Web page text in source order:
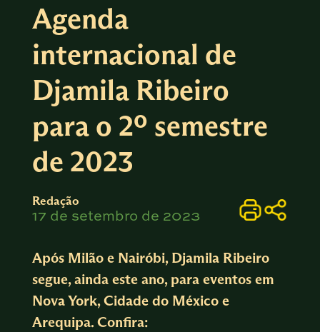
Agenda
internacional de
Djamila Ribeiro
para o 2º semestre
de 2023
Redação
17 de setembro de 2023
Após Milão e Nairóbi, Djamila Ribeiro
segue, ainda este ano, para eventos em
Nova York, Cidade do México e
Arequipa. Confira: